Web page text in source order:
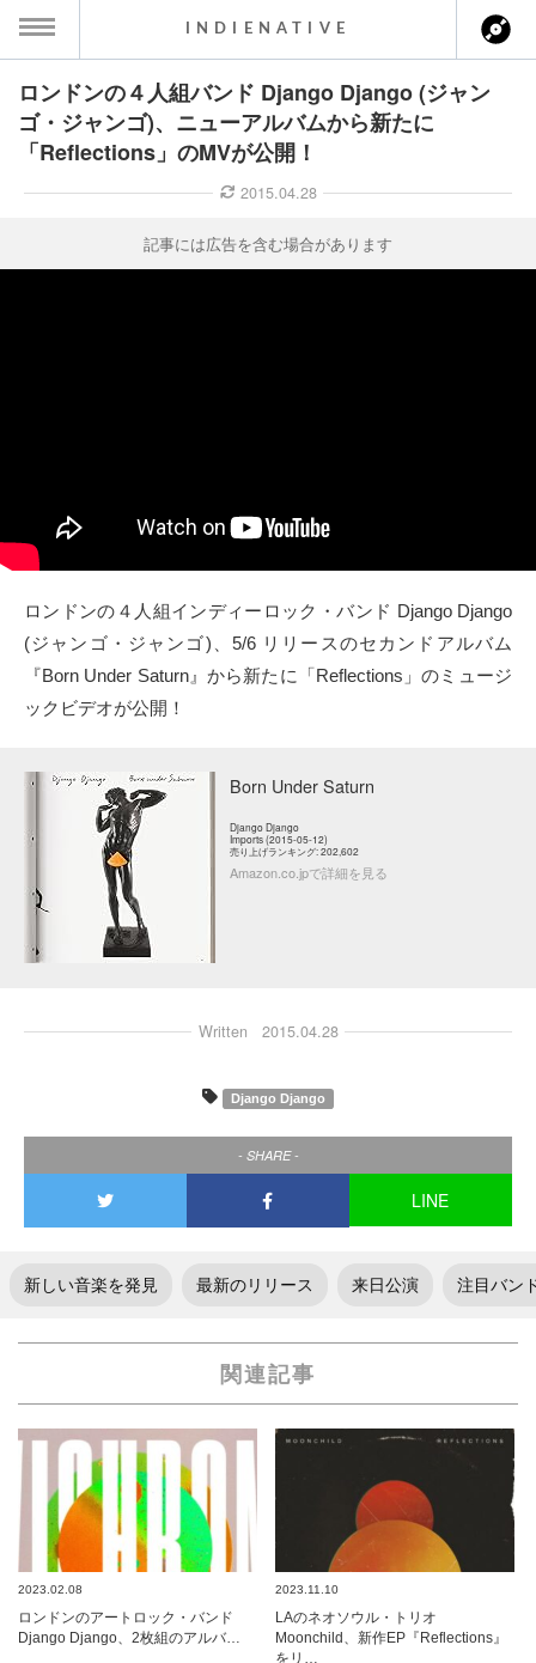
MENU
ス一覧
ト情報
クト
Twitter
instagram
Soundcloud
INDIENATIVE
ロンドンの４人組バンド Django Django (ジャン
ゴ・ジャンゴ)、ニューアルバムから新たに
「Reflections」のMVが公開！
2015.04.28
記事には広告を含む場合があります
ロンドンの４人組インディーロック・バンド Django Django
(ジャンゴ・ジャンゴ)、5/6 リリースのセカンドアルバム
『Born Under Saturn』から新たに「Reflections」のミュージ
ックビデオが公開！
Born Under Saturn
Django Django
Imports (2015-05-12)
売り上げランキング: 202,602
Amazon.co.jpで詳細を見る
Written 2015.04.28
Django Django
- SHARE -
LINE
新しい音楽を発見 最新のリリース 来日公演 注目バン
関連記事
2023.02.08
ロンドンのアートロック・バンド
Django Django、2枚組のアルバ…
2023.11.10
LAのネオソウル・トリオ
Moonchild、新作EP『Reflections』
をリ…